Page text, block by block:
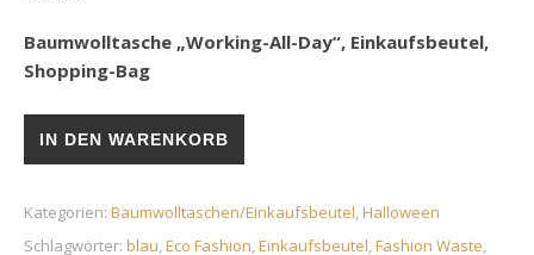
Baumwolltasche „Working-All-Day“, Einkaufsbeutel,
Shopping-Bag
IN DEN WARENKORB
Kategorien: Baumwolltaschen/Einkaufsbeutel,Halloween
Schlagwörter: blau,Eco Fashion,Einkaufsbeutel,Fashion Waste,